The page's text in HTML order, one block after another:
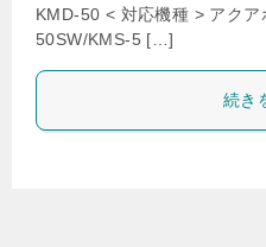
KMD-50 < 対応機種 > アク
50SW/KMS-5 […]
続き